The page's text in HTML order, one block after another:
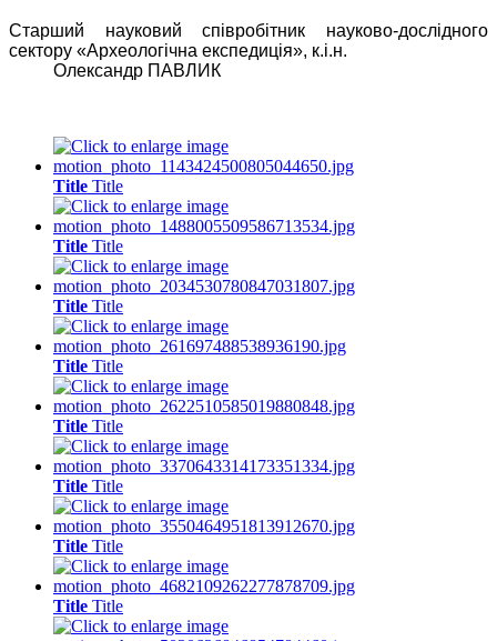
Старший науковий співробітник науково-дослідного
сектору «Археологічна експедиція», к.і.н.
Олександр ПАВЛИК
Title Title
Title Title
Title Title
Title Title
Title Title
Title Title
Title Title
Title Title